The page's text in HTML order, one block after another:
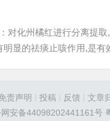
对化州橘红进行分离提取
显的祛痰止咳作用,是有
责声明 | 投稿 | 反馈 | 文章
网安备44098202441161号